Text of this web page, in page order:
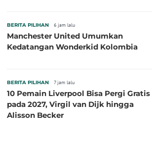
BERITA PILIHAN 6 jam lalu
Manchester United Umumkan
Kedatangan Wonderkid Kolombia
BERITA PILIHAN 7 jam lalu
10 Pemain Liverpool Bisa Pergi Gratis
pada 2027, Virgil van Dijk hingga
Alisson Becker